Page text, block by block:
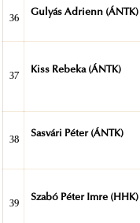
36
Gulyás Adrienn (ÁNTK)
37
Kiss Rebeka (ÁNTK)
38
Sasvári Péter (ÁNTK)
39
Szabó Péter Imre (HHK)